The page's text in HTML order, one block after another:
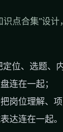
点合集”设
位、选题、
连在一起；
岗位理解、
达连在一起。